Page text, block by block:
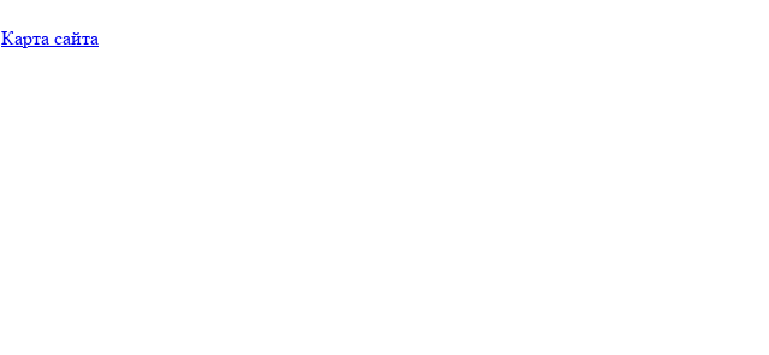
Карта сайта